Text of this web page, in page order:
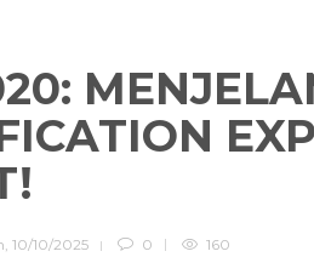
, 10/10/2025 0 160